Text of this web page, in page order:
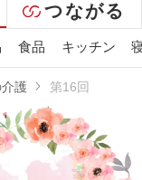
つながる
食品 キッチン
護 第16回